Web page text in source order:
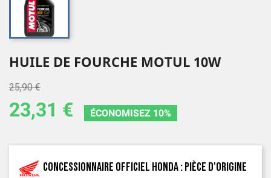
HUILE DE FOURCHE MOTUL 10W
25,90 €
23,31 € ÉCONOMISEZ 10%
Concessionnaire officiel Honda : pièce d'origine